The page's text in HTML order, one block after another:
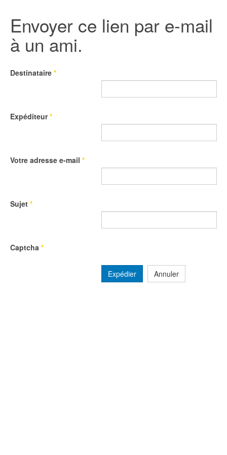
Envoyer ce lien par e-mail
à un ami.
Destinataire *
Expéditeur*
Votre adresse e-mail *
Sujet *
Captcha *
Expédier Annuler